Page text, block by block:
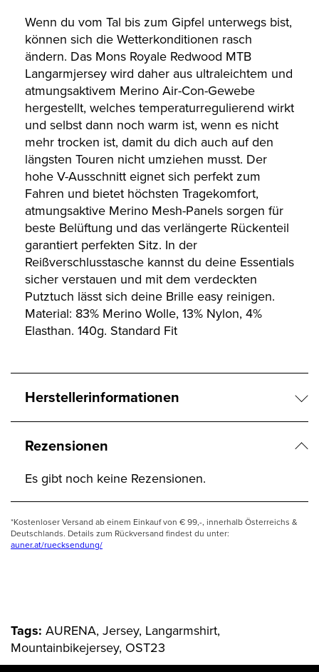
Wenn du vom Tal bis zum Gipfel unterwegs bist,
können sich die Wetterkonditionen rasch
ändern. Das Mons Royale Redwood MTB
Langarmjersey wird daher aus ultraleichtem und
atmungsaktivem Merino Air-Con-Gewebe
hergestellt, welches temperaturregulierend wirkt
und selbst dann noch warm ist, wenn es nicht
mehr trocken ist, damit du dich auch auf den
längsten Touren nicht umziehen musst. Der
hohe V-Ausschnitt eignet sich perfekt zum
Fahren und bietet höchsten Tragekomfort,
atmungsaktive Merino Mesh-Panels sorgen für
beste Belüftung und das verlängerte Rückenteil
garantiert perfekten Sitz. In der
Reißverschlusstasche kannst du deine Essentials
sicher verstauen und mit dem verdeckten
Putztuch lässt sich deine Brille easy reinigen.
Material: 83% Merino Wolle, 13% Nylon, 4%
Elasthan. 140g. Standard Fit
Herstellerinformationen
Rezensionen
Es gibt noch keine Rezensionen.
*Kostenloser Versand ab einem Einkauf von € 99,-, innerhalb Österreichs &
Deutschlands. Details zum Rückversand findest du unter:
auner.at/ruecksendung/
Tags: AURENA, Jersey, Langarmshirt,
Mountainbikejersey, OST23